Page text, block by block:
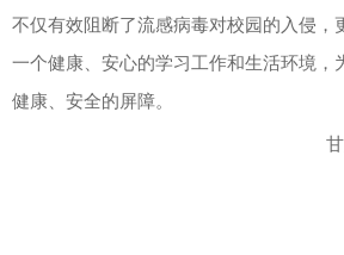
不仅有效阻断了流感病毒对校园的入侵，
一个健康、安心的学习工作和生活环境，
健康、安全的屏障。